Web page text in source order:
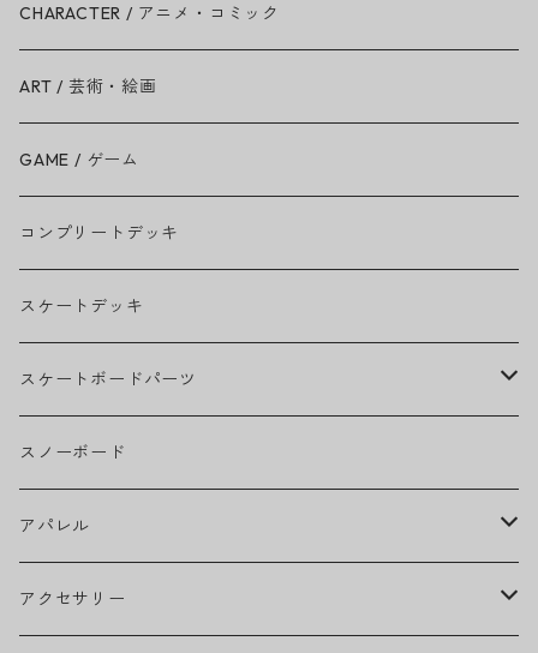
Ariana Grande
BAD RELIGION
BEASTIE BOYS
THE BEATLES
BILLIE EILISH
BOB MARLEY
CAMILA CABELLO
Ed Sheeran
EMINEM
CHARACTER / アニメ・コミック
ART / 芸術・絵画
GAME / ゲーム
コンプリートデッキ
スケートデッキ
スケートボードパーツ
グリップテープ
ウィール
ベアリング
スノーボード
アパレル
ヘッドウェア
アクセサリー